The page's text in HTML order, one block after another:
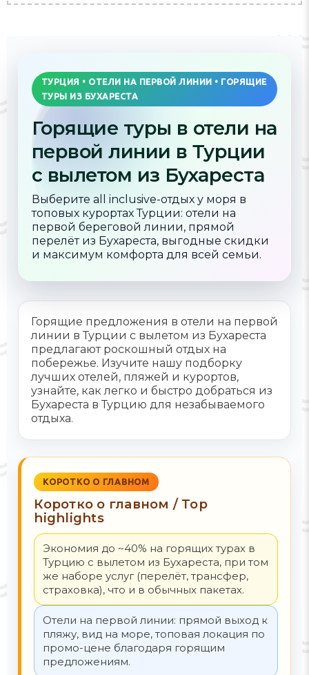
ТУРЦИЯ • ОТЕЛИ НА ПЕРВОЙ ЛИНИИ • ГОРЯЩИЕ
ТУРЫ ИЗ БУХАРЕСТА
Горящие туры в отели на
первой линии в Турции
с вылетом из Бухареста
Выберите all inclusive-отдых у моря в
топовых курортах Турции: отели на
первой береговой линии, прямой
перелёт из Бухареста, выгодные скидки
и максимум комфорта для всей семьи.
Горящие предложения в отели на первой
линии в Турции с вылетом из Бухареста
предлагают роскошный отдых на
побережье. Изучите нашу подборку
лучших отелей, пляжей и курортов,
узнайте, как легко и быстро добраться из
Бухареста в Турцию для незабываемого
отдыха.
КОРОТКО О ГЛАВНОМ
Коротко о главном / Top
highlights
Экономия до ~40% на горящих турах в
Турцию с вылетом из Бухареста, при том
же наборе услуг (перелёт, трансфер,
страховка), что и в обычных пакетах.
Отели на первой линии: прямой выход к
пляжу, вид на море, топовая локация по
промо-цене благодаря горящим
предложениям.